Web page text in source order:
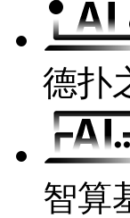
德扑
智算